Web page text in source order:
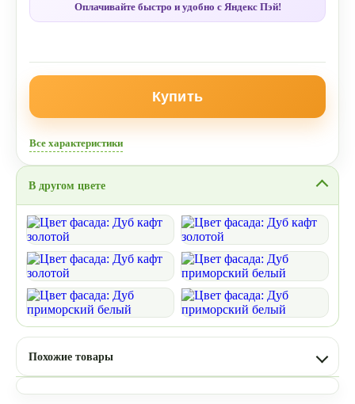
Оплачивайте быстро и удобно с Яндекс Пэй!
Купить
Все характеристики
В другом цвете
Похожие товары